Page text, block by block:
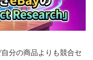
分の商品よりも競合セ